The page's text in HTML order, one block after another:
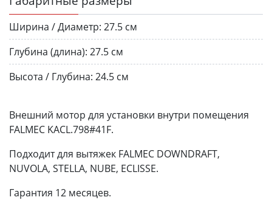
Ширина / Диаметр: 27.5 см
Глубина (длина): 27.5 см
Высота / Глубина: 24.5 см
Внешний мотор для установки внутри помещения
FALMEC KACL.798#41F.
Подходит для вытяжек FALMEC DOWNDRAFT,
NUVOLA, STELLA, NUBE, ECLISSE.
Гарантия 12 месяцев.